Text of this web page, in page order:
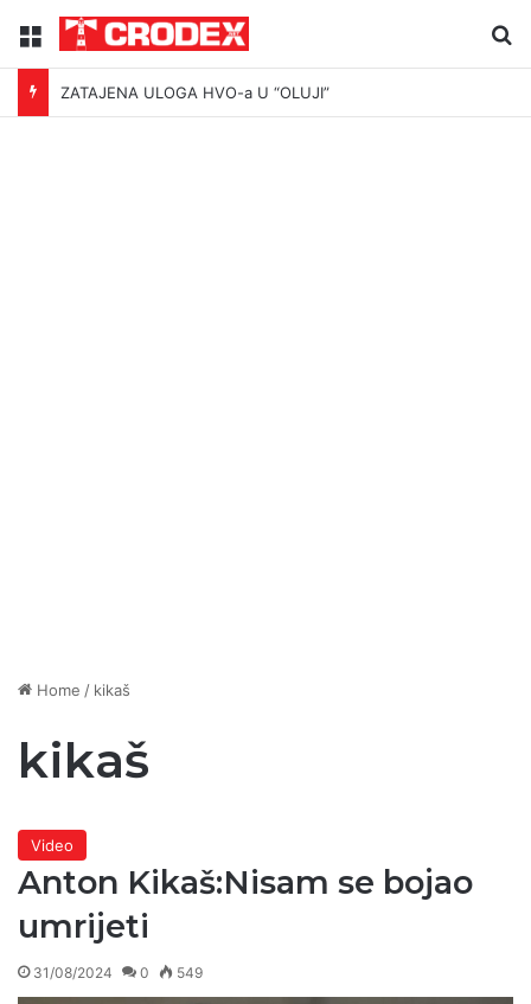
Menu
ZATAJENA ULOGA HVO-a U “OLUJI”
Home / kikaš
kikaš
Video
Anton Kikaš:Nisam se bojao
umrijeti
31/08/2024 0 549